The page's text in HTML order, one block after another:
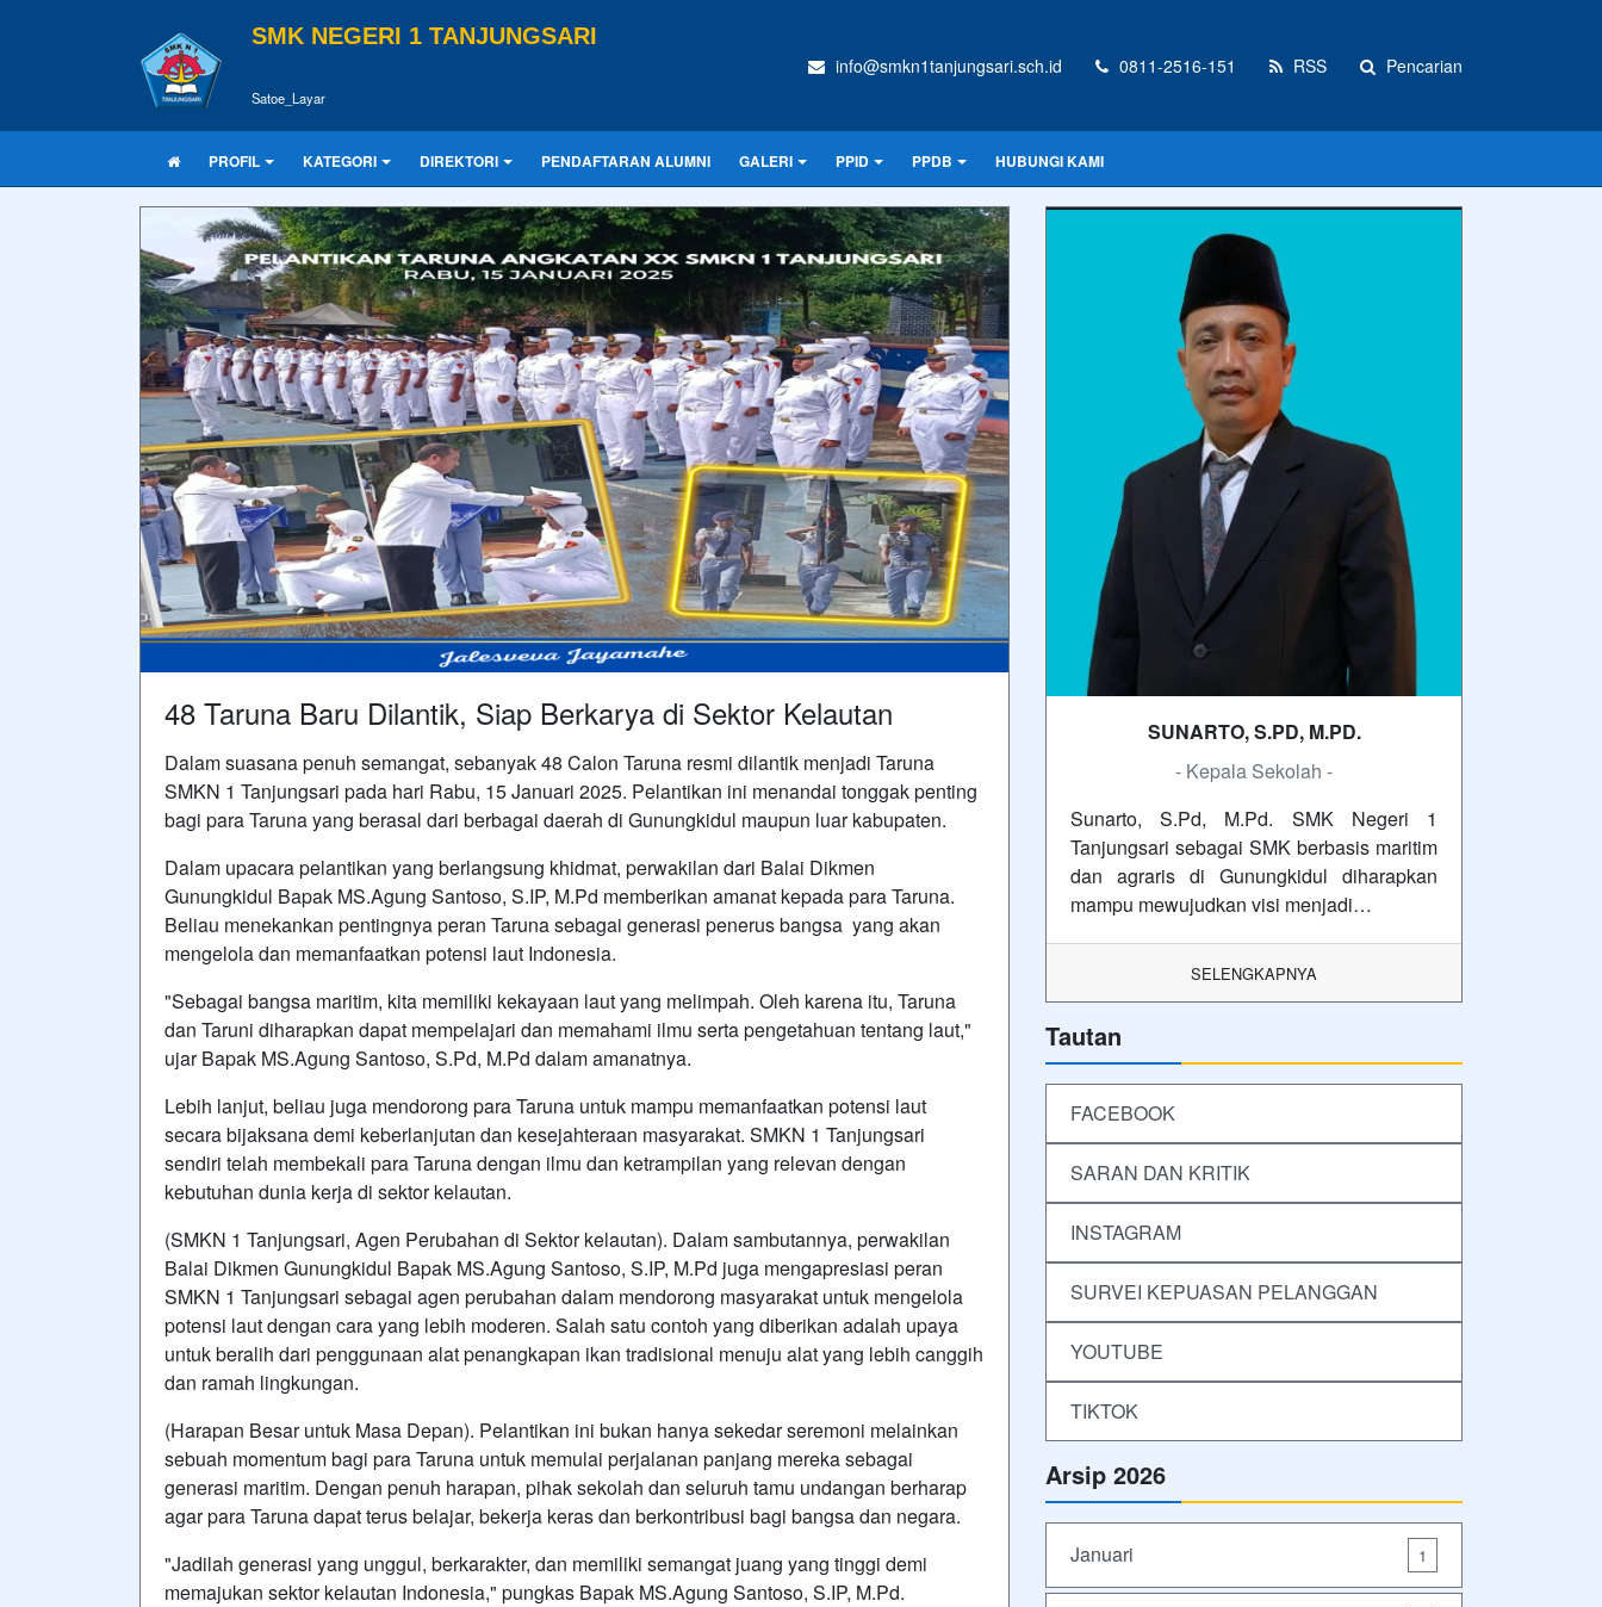
SMK NEGERI 1 TANJUNGSARI
Satoe_Layar
info@smkn1tanjungsari.sch.id 0811-2516-151 RSS Pencarian
PROFIL KATEGORI DIREKTORI PENDAFTARAN ALUMNI GALERI PPID PPDB HUBUNGI KAMI
48 Taruna Baru Dilantik, Siap Berkarya di Sektor Kelautan
Dalam suasana penuh semangat, sebanyak 48 Calon Taruna resmi dilantik menjadi Taruna
SMKN 1 Tanjungsari pada hari Rabu, 15 Januari 2025. Pelantikan ini menandai tonggak penting
bagi para Taruna yang berasal dari berbagai daerah di Gunungkidul maupun luar kabupaten.
Dalam upacara pelantikan yang berlangsung khidmat, perwakilan dari Balai Dikmen
Gunungkidul Bapak MS.Agung Santoso, S.IP, M.Pd memberikan amanat kepada para Taruna.
Beliau menekankan pentingnya peran Taruna sebagai generasi penerus bangsa yang akan
mengelola dan memanfaatkan potensi laut Indonesia.
"Sebagai bangsa maritim, kita memiliki kekayaan laut yang melimpah. Oleh karena itu, Taruna
dan Taruni diharapkan dapat mempelajari dan memahami ilmu serta pengetahuan tentang laut,"
ujar Bapak MS.Agung Santoso, S.Pd, M.Pd dalam amanatnya.
Lebih lanjut, beliau juga mendorong para Taruna untuk mampu memanfaatkan potensi laut
secara bijaksana demi keberlanjutan dan kesejahteraan masyarakat. SMKN 1 Tanjungsari
sendiri telah membekali para Taruna dengan ilmu dan ketrampilan yang relevan dengan
kebutuhan dunia kerja di sektor kelautan.
(SMKN 1 Tanjungsari, Agen Perubahan di Sektor kelautan). Dalam sambutannya, perwakilan
Balai Dikmen Gunungkidul Bapak MS.Agung Santoso, S.IP, M.Pd juga mengapresiasi peran
SMKN 1 Tanjungsari sebagai agen perubahan dalam mendorong masyarakat untuk mengelola
potensi laut dengan cara yang lebih moderen. Salah satu contoh yang diberikan adalah upaya
untuk beralih dari penggunaan alat penangkapan ikan tradisional menuju alat yang lebih canggih
dan ramah lingkungan.
(Harapan Besar untuk Masa Depan). Pelantikan ini bukan hanya sekedar seremoni melainkan
sebuah momentum bagi para Taruna untuk memulai perjalanan panjang mereka sebagai
generasi maritim. Dengan penuh harapan, pihak sekolah dan seluruh tamu undangan berharap
agar para Taruna dapat terus belajar, bekerja keras dan berkontribusi bagi bangsa dan negara.
"Jadilah generasi yang unggul, berkarakter, dan memiliki semangat juang yang tinggi demi
memajukan sektor kelautan Indonesia," pungkas Bapak MS.Agung Santoso, S.IP, M.Pd.
SUNARTO, S.PD, M.PD.
- Kepala Sekolah -
Sunarto, S.Pd, M.Pd. SMK Negeri 1
Tanjungsari sebagai SMK berbasis maritim
dan agraris di Gunungkidul diharapkan
mampu mewujudkan visi menjadi…
SELENGKAPNYA
Tautan
FACEBOOK
SARAN DAN KRITIK
INSTAGRAM
SURVEI KEPUASAN PELANGGAN
YOUTUBE
TIKTOK
Arsip 2026
Januari 1